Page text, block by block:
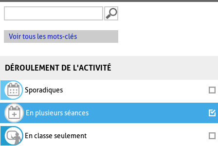
Voir tous les mots-clés
DÉROULEMENT DE L'ACTIVITÉ
Sporadiques
En plusieurs séances
En classe seulement